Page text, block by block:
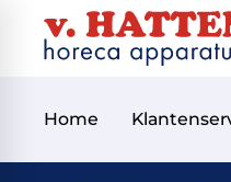
Home